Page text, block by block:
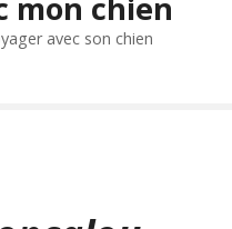
mon chien
avec son chien